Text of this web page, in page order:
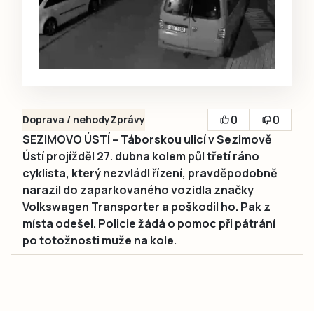
Doprava / nehodyZprávy 0
0
SEZIMOVO ÚSTÍ – Táborskou ulicí v Sezimově
Ústí projížděl 27. dubna kolem půl třetí ráno
cyklista, který nezvládl řízení, pravděpodobně
narazil do zaparkovaného vozidla značky
Volkswagen Transporter a poškodil ho. Pak z
místa odešel. Policie žádá o pomoc při pátrání
po totožnosti muže na kole.